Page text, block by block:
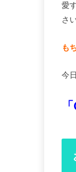
愛
さ
も
今